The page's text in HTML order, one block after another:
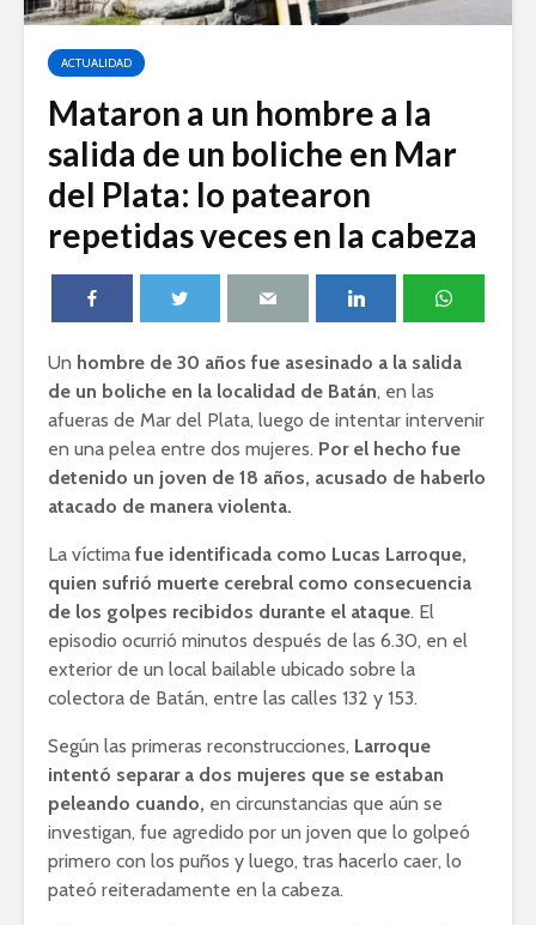
ACTUALIDAD
Mataron a un hombre a la
salida de un boliche en Mar
del Plata: lo patearon
repetidas veces en la cabeza
Un hombre de 30 años fue asesinado a la salida
de un boliche en la localidad de Batán, en las
afueras de Mar del Plata, luego de intentar intervenir
en una pelea entre dos mujeres. Por el hecho fue
detenido un joven de 18 años, acusado de haberlo
atacado de manera violenta.
La víctima fue identificada como Lucas Larroque,
quien sufrió muerte cerebral como consecuencia
de los golpes recibidos durante el ataque. El
episodio ocurrió minutos después de las 6.30, en el
exterior de un local bailable ubicado sobre la
colectora de Batán, entre las calles 132 y 153.
Según las primeras reconstrucciones, Larroque
intentó separar a dos mujeres que se estaban
peleando cuando, en circunstancias que aún se
investigan, fue agredido por un joven que lo golpeó
primero con los puños y luego, tras hacerlo caer, lo
pateó reiteradamente en la cabeza.